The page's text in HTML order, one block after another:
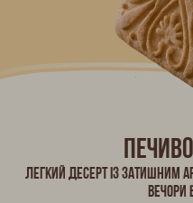
Легкий десерт із затишним
вечори